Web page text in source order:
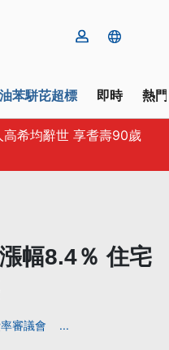
苯駢芘超標 即時 熱
希均辭世 享耆壽90歲
幅8.4％ 住宅
審議會 ...